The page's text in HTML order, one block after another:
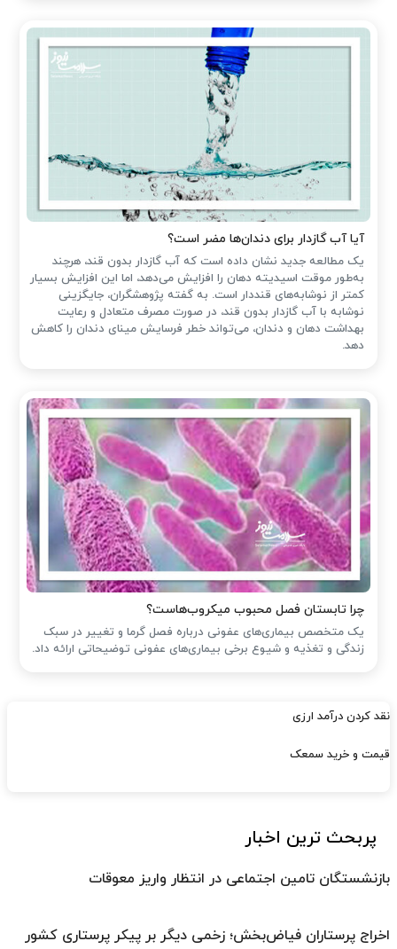
آیا آب گازدار برای دندان‌ها مضر است؟
یک مطالعه جدید نشان داده است که آب گازدار بدون قند، هرچند
به‌طور موقت اسیدیته دهان را افزایش می‌دهد، اما این افزایش بسیار
کمتر از نوشابه‌های قنددار است. به گفته پژوهشگران، جایگزینی
نوشابه با آب گازدار بدون قند، در صورت مصرف متعادل و رعایت
بهداشت دهان و دندان، می‌تواند خطر فرسایش مینای دندان را کاهش
دهد.
چرا تابستان فصل محبوب میکروب‌هاست؟
یک متخصص بیماری‌های عفونی درباره فصل گرما و تغییر در سبک
زندگی و تغذیه و شیوع برخی بیماری‌های عفونی توضیحاتی ارائه داد.
نقد کردن درآمد ارزی
قیمت و خرید سمعک
پربحث ترین اخبار
بازنشستگان تامین اجتماعی در انتظار واریز معوقات
اخراج پرستاران فیاض‌بخش؛ زخمی دیگر بر پیکر پرستاری کشور